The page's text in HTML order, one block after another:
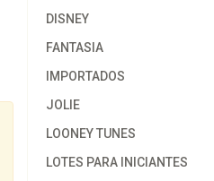
DISNEY
FANTASIA
IMPORTADOS
JOLIE
LOONEY TUNES
LOTES PARA INICIANTES